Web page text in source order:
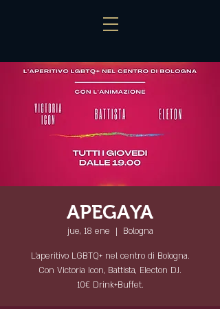
APEGAYA
jue, 18 ene
  |
Bologna
L'aperitivo LGBTQ+ nel centro di Bologna.
Con Victoria Icon, Battista, Electon DJ.
10€ Drink+Buffet.